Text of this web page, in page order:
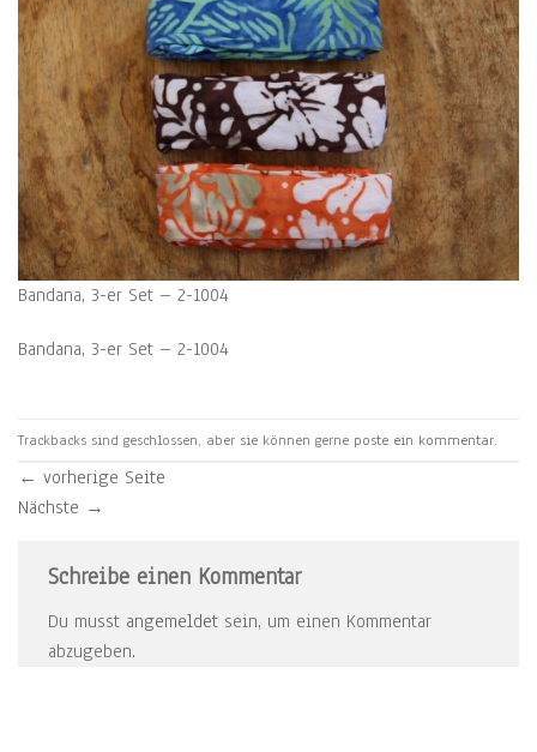
Bandana, 3-er Set – 2-1004
Bandana, 3-er Set – 2-1004
Trackbacks sind geschlossen, aber sie können gerne poste ein kommentar.
← vorherige Seite
Nächste →
Schreibe einen Kommentar
Du musst angemeldet sein, um einen Kommentar
abzugeben.